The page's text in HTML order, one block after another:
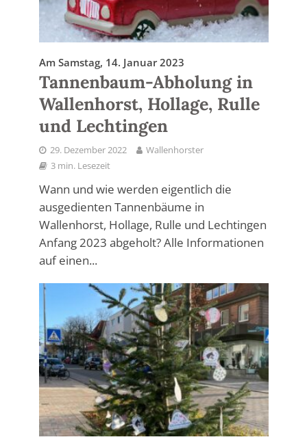
Am Samstag, 14. Januar 2023
Tannenbaum-Abholung in
Wallenhorst, Hollage, Rulle
und Lechtingen
29. Dezember 2022
Wallenhorster
3 min. Lesezeit
Wann und wie werden eigentlich die
ausgedienten Tannenbäume in
Wallenhorst, Hollage, Rulle und Lechtingen
Anfang 2023 abgeholt? Alle Informationen
auf einen...